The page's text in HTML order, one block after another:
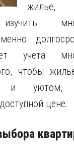
жилье,
учета
чтобы
и
цене.